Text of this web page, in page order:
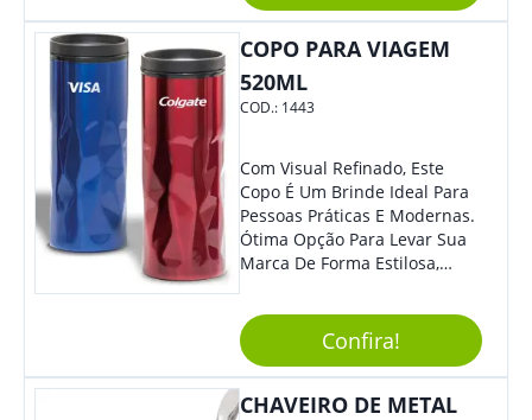
COPO PARA VIAGEM
520ML
COD.: 1443
Com Visual Refinado, Este
Copo É Um Brinde Ideal Para
Pessoas Práticas E Modernas.
Ótima Opção Para Levar Sua
Marca De Forma Estilosa,
Empresa Em Eventos,
Reuniões Corporativas Ou Até
Mesmo Para Presentear
Colaboradores.
Confira!
CHAVEIRO DE METAL